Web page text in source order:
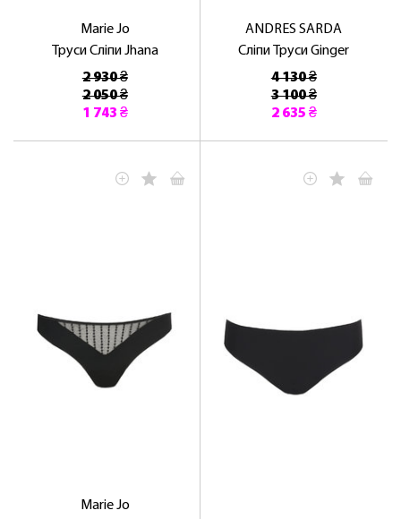
Marie Jo
Труси Сліпи Jhana
2 930 ₴
2 050 ₴
1 743 ₴
ANDRES SARDA
Сліпи Труси Ginger
4 130 ₴
3 100 ₴
2 635 ₴
Marie Jo